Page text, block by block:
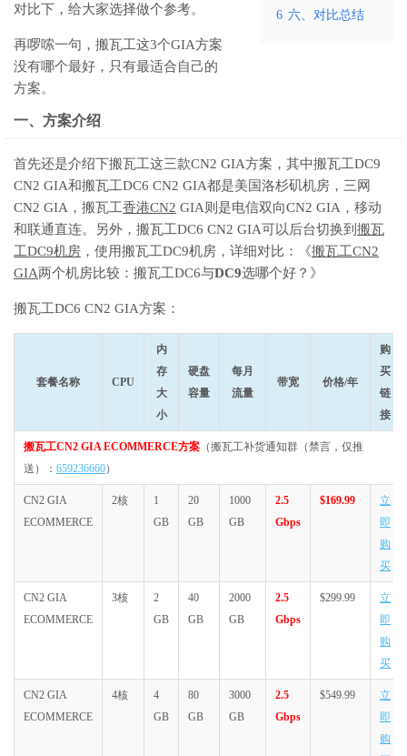
6 六、对比总结
对比下，给大家选择做个参考。
再啰嗦一句，搬瓦工这3个GIA方案
没有哪个最好，只有最适合自己的
方案。
一、方案介绍
首先还是介绍下搬瓦工这三款CN2 GIA方案，其中搬瓦工DC9
CN2 GIA和搬瓦工DC6 CN2 GIA都是美国洛杉矶机房，三网
CN2 GIA，搬瓦工香港CN2 GIA则是电信双向CN2 GIA，移动
和联通直连。另外，搬瓦工DC6 CN2 GIA可以后台切换到 搬瓦
工DC9机房 ，使用搬瓦工DC9机房，详细对比：《搬瓦工CN2
GIA两个机房比较：搬瓦工DC6与DC9选哪个好？》
搬瓦工DC6 CN2 GIA方案：
套餐名称 CPU
内
存
大
小
硬盘
容量
每月
流量
带宽 价格/年
购
买
链
接
搬瓦工CN2 GIA ECOMMERCE方案 （搬瓦工补货通知群（禁言，仅推
送）： 659236660）
CN2 GIA
ECOMMERCE
2核
1
GB
20
GB
1000
GB
2.5
Gbps
$169.99
立
即
购
买
CN2 GIA
ECOMMERCE
3核
2
GB
40
GB
2000
GB
2.5
Gbps
$299.99
立
即
购
买
CN2 GIA
ECOMMERCE
4核
4
GB
80
GB
3000
GB
2.5
Gbps
$549.99
立
即
购